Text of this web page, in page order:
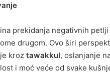
prekidanja negativnih petlji
drugom. Ovo širi
kroz tawakkul, oslanjanje
i moć veće od svake